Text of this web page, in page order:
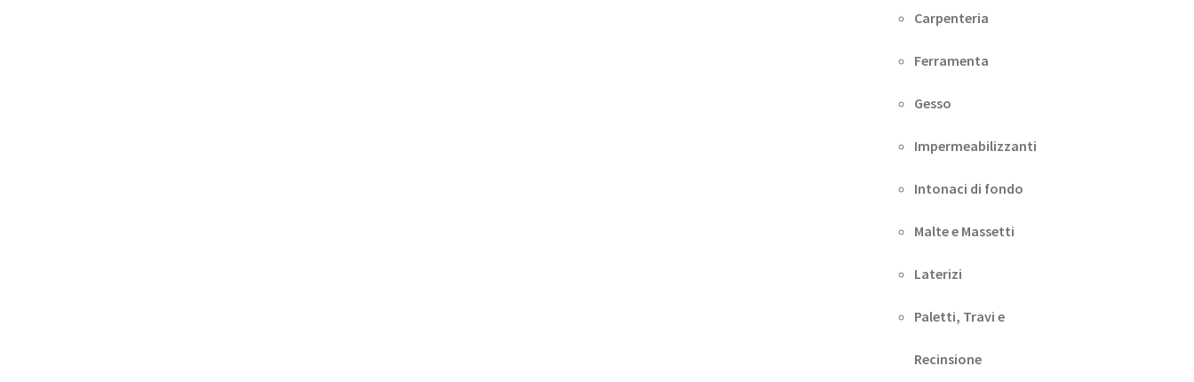
Carpenteria
Ferramenta
Gesso
Impermeabilizzanti
Intonaci di fondo
Malte e Massetti
Laterizi
Paletti, Travi e
Recinsione